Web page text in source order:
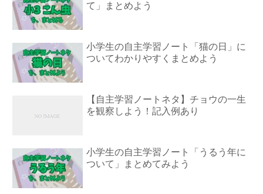
て」まとめよう
小学生の自主学習ノート「猫の日」に
ついてわかりやすくまとめよう
【自主学習ノートネタ】チョウの一生
を観察しよう！記入例あり
小学生の自主学習ノート「うるう年に
ついて」まとめてみよう